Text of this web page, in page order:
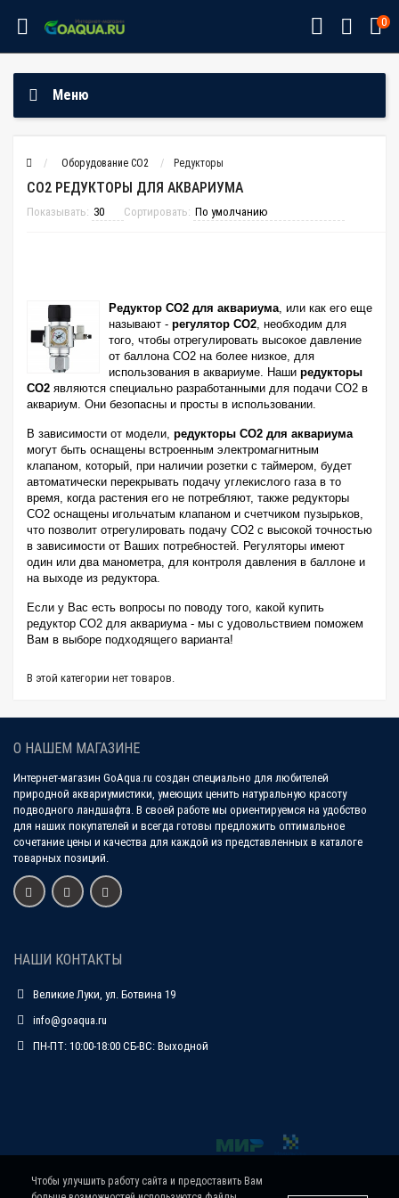
0
Меню
Оборудование CO2 Редукторы
СО2 РЕДУКТОРЫ ДЛЯ АКВАРИУМА
Показывать: Сортировать:
Редуктор СО2 для аквариума, или как его еще
называют - регулятор CO2, необходим для
того, чтобы отрегулировать высокое давление
от баллона СО2 на более низкое, для
использования в аквариуме. Наши редукторы
СО2 являются специально разработанными для подачи СО2 в
аквариум. Они безопасны и просты в использовании.
В зависимости от модели, редукторы СО2 для аквариума
могут быть оснащены встроенным электромагнитным
клапаном, который, при наличии розетки с таймером, будет
автоматически перекрывать подачу углекислого газа в то
время, когда растения его не потребляют, также редукторы
СО2 оснащены игольчатым клапаном и счетчиком пузырьков,
что позволит отрегулировать подачу СО2 с высокой точностью
в зависимости от Ваших потребностей. Регуляторы имеют
один или два манометра, для контроля давления в баллоне и
на выходе из редуктора.
Если у Вас есть вопросы по поводу того, какой купить
редуктор СО2 для аквариума - мы с удовольствием поможем
Вам в выборе подходящего варианта!
В этой категории нет товаров.
О НАШЕМ МАГАЗИНЕ
Интернет-магазин GoAqua.ru создан специально для любителей
природной аквариумистики, умеющих ценить натуральную красоту
подводного ландшафта. В своей работе мы ориентируемся на удобство
для наших покупателей и всегда готовы предложить оптимальное
сочетание цены и качества для каждой из представленных в каталоге
товарных позиций.
НАШИ КОНТАКТЫ
Великие Луки, ул. Ботвина 19
info@goaqua.ru
ПН-ПТ: 10:00-18:00 СБ-ВС: Выходной
Чтобы улучшить работу сайта и предоставить Вам